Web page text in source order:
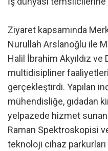
Ziyaret kapsamında
Nurullah Arslanoğlu ile
Halil İbrahim Akyıldız
multidisipliner
gerçekleştirdi. Yapılan
mühendisliğe, gıdadan
yelpazede hizmet sunan
Raman Spektroskopisi
teknoloji cihaz